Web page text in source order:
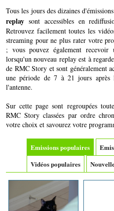
Tous les jours des dizaines
replay sont accessibles en
Retrouvez facilement toutes les
streaming pour ne plus rater votre
; vous pouvez également recevoir
lorsqu'un nouveau replay est à
de RMC Story et sont généralement
une période de 7 à 21 jours après
l'antenne.
Sur cette page sont regroupées
RMC Story classées par ordre
votre choix et savourez votre
Emissions populaires
Vidéos populaires